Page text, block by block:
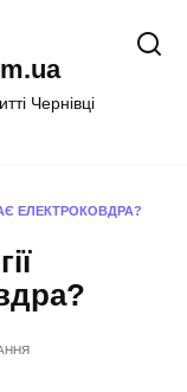
Чернівці
ЕЛЕКТРОКОВДРА?